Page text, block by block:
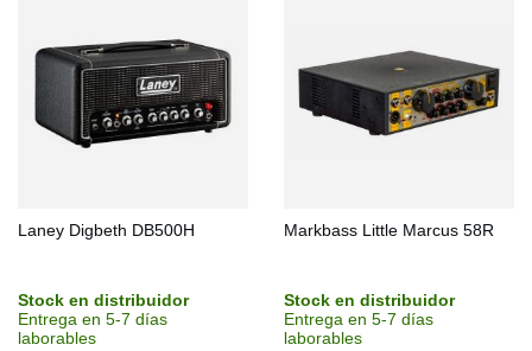
Laney Digbeth DB500H
Stock en distribuidor
Entrega en 5-7 días
laborables
Markbass Little Marcus 58R
Stock en distribuidor
Entrega en 5-7 días
laborables